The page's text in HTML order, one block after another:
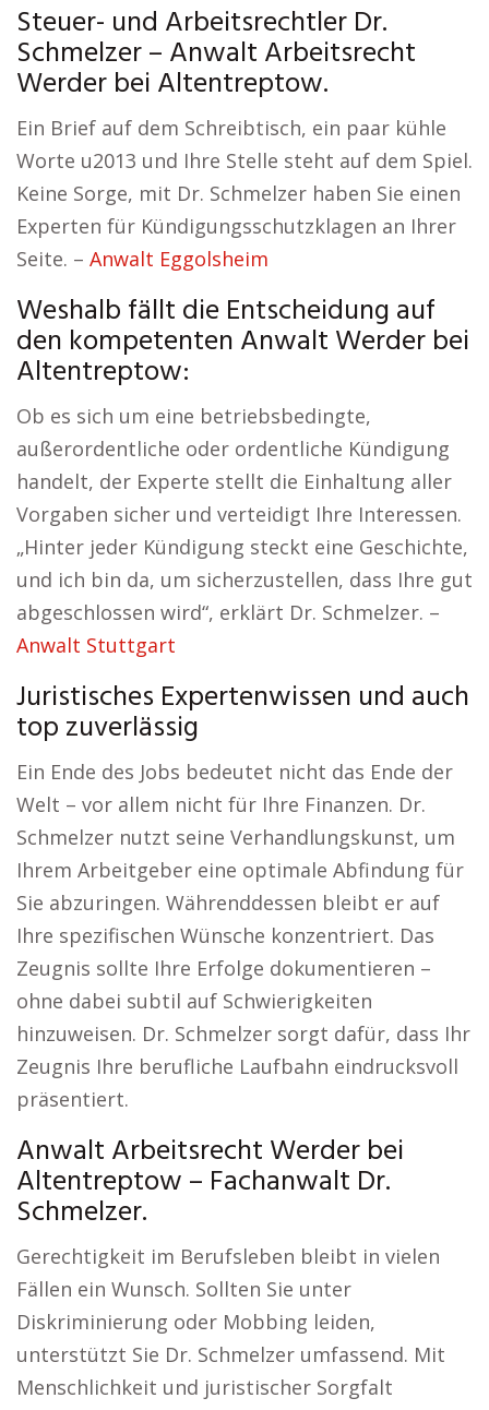
Steuer- und Arbeitsrechtler Dr.
Schmelzer – Anwalt Arbeitsrecht
Werder bei Altentreptow.
Ein Brief auf dem Schreibtisch, ein paar kühle
Worte u2013 und Ihre Stelle steht auf dem Spiel.
Keine Sorge, mit Dr. Schmelzer haben Sie einen
Experten für Kündigungsschutzklagen an Ihrer
Seite. – Anwalt Eggolsheim
Weshalb fällt die Entscheidung auf
den kompetenten Anwalt Werder bei
Altentreptow:
Ob es sich um eine betriebsbedingte,
außerordentliche oder ordentliche Kündigung
handelt, der Experte stellt die Einhaltung aller
Vorgaben sicher und verteidigt Ihre Interessen.
„Hinter jeder Kündigung steckt eine Geschichte,
und ich bin da, um sicherzustellen, dass Ihre gut
abgeschlossen wird“, erklärt Dr. Schmelzer. –
Anwalt Stuttgart
Juristisches Expertenwissen und auch
top zuverlässig
Ein Ende des Jobs bedeutet nicht das Ende der
Welt – vor allem nicht für Ihre Finanzen. Dr.
Schmelzer nutzt seine Verhandlungskunst, um
Ihrem Arbeitgeber eine optimale Abfindung für
Sie abzuringen. Währenddessen bleibt er auf
Ihre spezifischen Wünsche konzentriert. Das
Zeugnis sollte Ihre Erfolge dokumentieren –
ohne dabei subtil auf Schwierigkeiten
hinzuweisen. Dr. Schmelzer sorgt dafür, dass Ihr
Zeugnis Ihre berufliche Laufbahn eindrucksvoll
präsentiert.
Anwalt Arbeitsrecht Werder bei
Altentreptow – Fachanwalt Dr.
Schmelzer.
Gerechtigkeit im Berufsleben bleibt in vielen
Fällen ein Wunsch. Sollten Sie unter
Diskriminierung oder Mobbing leiden,
unterstützt Sie Dr. Schmelzer umfassend. Mit
Menschlichkeit und juristischer Sorgfalt